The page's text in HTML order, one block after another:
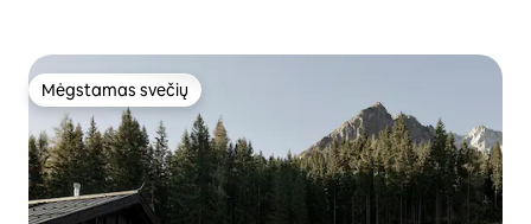
Mėgstamas svečių
Mėgstamas svečių